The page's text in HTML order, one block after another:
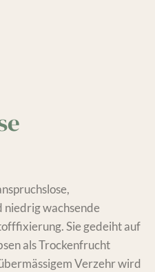
wachsende
Sie gedeiht auf
als Trockenfrucht
Verzehr wird